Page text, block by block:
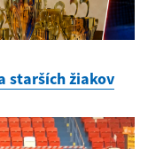
starších žiakov